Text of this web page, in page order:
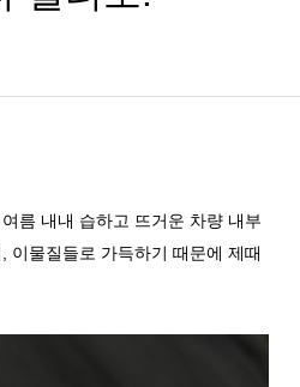
름 내내 습하고 뜨거운 차량 내부
이물질들로 가득하기 때문에 제때